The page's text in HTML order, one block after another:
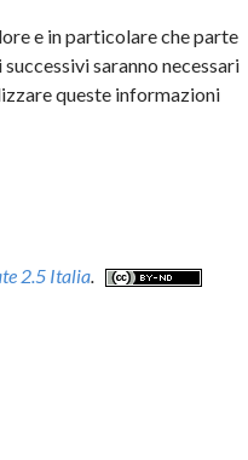
e in particolare che parte
saranno necessari
queste informazioni
2.5 Italia